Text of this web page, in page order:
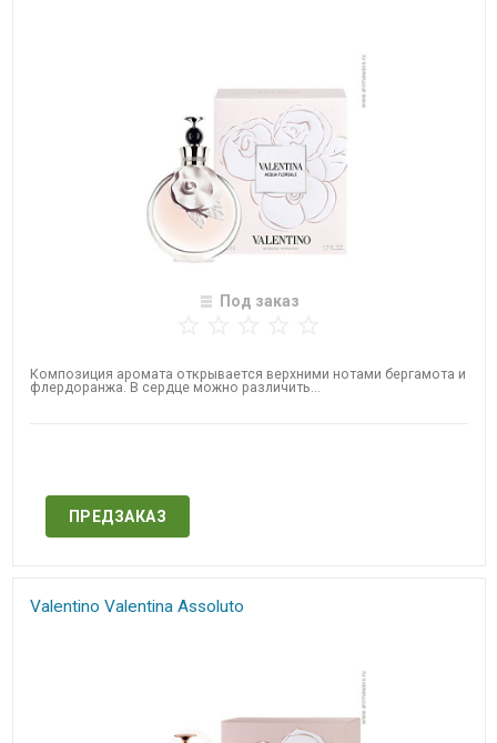
Под заказ
Композиция аромата открывается верхними нотами бергамота и
флердоранжа. В сердце можно различить...
ПРЕДЗАКАЗ
Valentino Valentina Assoluto​